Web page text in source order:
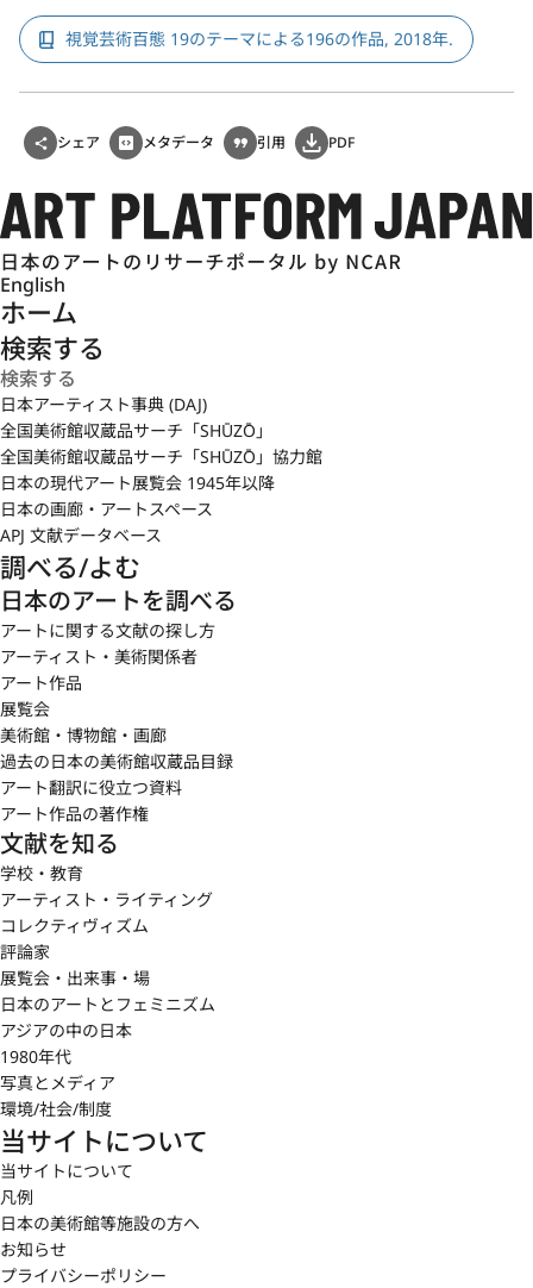
視覚芸術百態 19のテーマによる196の作品, 2018年.
シェア メタデータ 引用 PDF
English
ホーム
検索する
日本アーティスト事典 (DAJ)
全国美術館収蔵品サーチ「SHŪZŌ」
全国美術館収蔵品サーチ「SHŪZŌ」協力館
日本の現代アート展覧会 1945年以降
日本の画廊・アートスペース
APJ 文献データベース
調べる/よむ
日本のアートを調べる
アートに関する文献の探し方
アーティスト・美術関係者
アート作品
展覧会
美術館・博物館・画廊
過去の日本の美術館収蔵品目録
アート翻訳に役立つ資料
アート作品の著作権
文献を知る
学校・教育
アーティスト・ライティング
コレクティヴィズム
評論家
展覧会・出来事・場
日本のアートとフェミニズム
アジアの中の日本
1980年代
写真とメディア
環境/社会/制度
当サイトについて
当サイトについて
凡例
日本の美術館等施設の方へ
お知らせ
プライバシーポリシー